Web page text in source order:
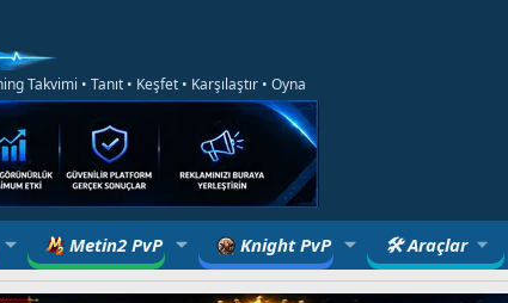
Takvimi • Tanıt • Keşfet • Karşılaştır • Oyna
Metin2 PvP Knight PvP 🛠 Araçlar